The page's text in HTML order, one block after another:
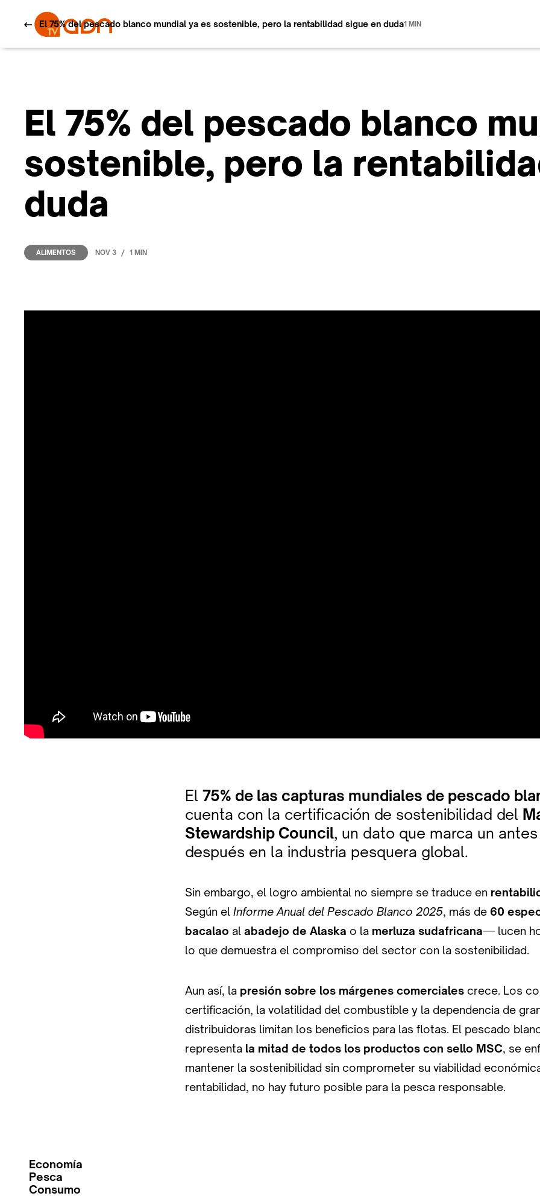
El 75% del pescado blanco mundial ya es sostenible, pero la rentabilidad sigue en duda1 MIN
El 75% del pescado blanco
sostenible, pero la
duda
ALIMENTOS NOV 3 / 1 MIN
El 75% de las capturas mundiales de pescado
cuenta con la certificación de sostenibilidad del
Stewardship Council, un dato que marca un
después en la industria pesquera global.
Sin embargo, el logro ambiental no siempre se traduce en
Según el Informe Anual del Pescado Blanco 2025, más de 60
bacalao al abadejo de Alaska o la merluza sudafricana— lucen
lo que demuestra el compromiso del sector con la sostenibilidad.
Aun así, la presión sobre los márgenes comerciales crece. Los
certificación, la volatilidad del combustible y la dependencia de
distribuidoras limitan los beneficios para las flotas. El pescado
representa la mitad de todos los productos con sello MSC, se
mantener la sostenibilidad sin comprometer su viabilidad
rentabilidad, no hay futuro posible para la pesca responsable.
Economía
Pesca
Consumo